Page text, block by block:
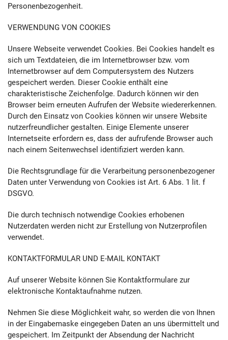
Personenbezogenheit.
VERWENDUNG VON COOKIES
Unsere Webseite verwendet Cookies. Bei Cookies handelt es
sich um Textdateien, die im Internetbrowser bzw. vom
Internetbrowser auf dem Computersystem des Nutzers
gespeichert werden. Dieser Cookie enthält eine
charakteristische Zeichenfolge. Dadurch können wir den
Browser beim erneuten Aufrufen der Website wiedererkennen.
Durch den Einsatz von Cookies können wir unsere Website
nutzerfreundlicher gestalten. Einige Elemente unserer
Internetseite erfordern es, dass der aufrufende Browser auch
nach einem Seitenwechsel identifiziert werden kann.
Die Rechtsgrundlage für die Verarbeitung personenbezogener
Daten unter Verwendung von Cookies ist Art. 6 Abs. 1 lit. f
DSGVO.
Die durch technisch notwendige Cookies erhobenen
Nutzerdaten werden nicht zur Erstellung von Nutzerprofilen
verwendet.
KONTAKTFORMULAR UND E-MAIL KONTAKT
Auf unserer Website können Sie Kontaktformulare zur
elektronische Kontaktaufnahme nutzen.
Nehmen Sie diese Möglichkeit wahr, so werden die von Ihnen
in der Eingabemaske eingegeben Daten an uns übermittelt und
gespeichert. Im Zeitpunkt der Absendung der Nachricht